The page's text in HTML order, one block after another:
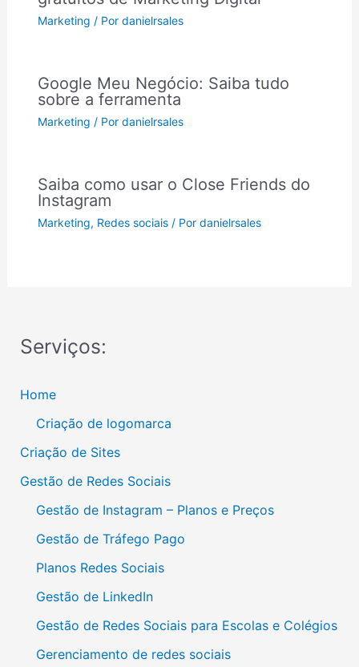
Marketing / Pordanielrsales
Google Meu Negócio: Saiba tudo
sobre a ferramenta
Marketing / Pordanielrsales
Saiba como usar o Close Friends do
Instagram
Marketing, Redes sociais / Pordanielrsales
Serviços:
Home
Criação de logomarca
Criação de Sites
Gestão de Redes Sociais
Gestão de Instagram – Planos e Preços
Gestão de Tráfego Pago
Planos Redes Sociais
Gestão de LinkedIn
Gestão de Redes Sociais para Escolas e Colégios
Gerenciamento de redes sociais